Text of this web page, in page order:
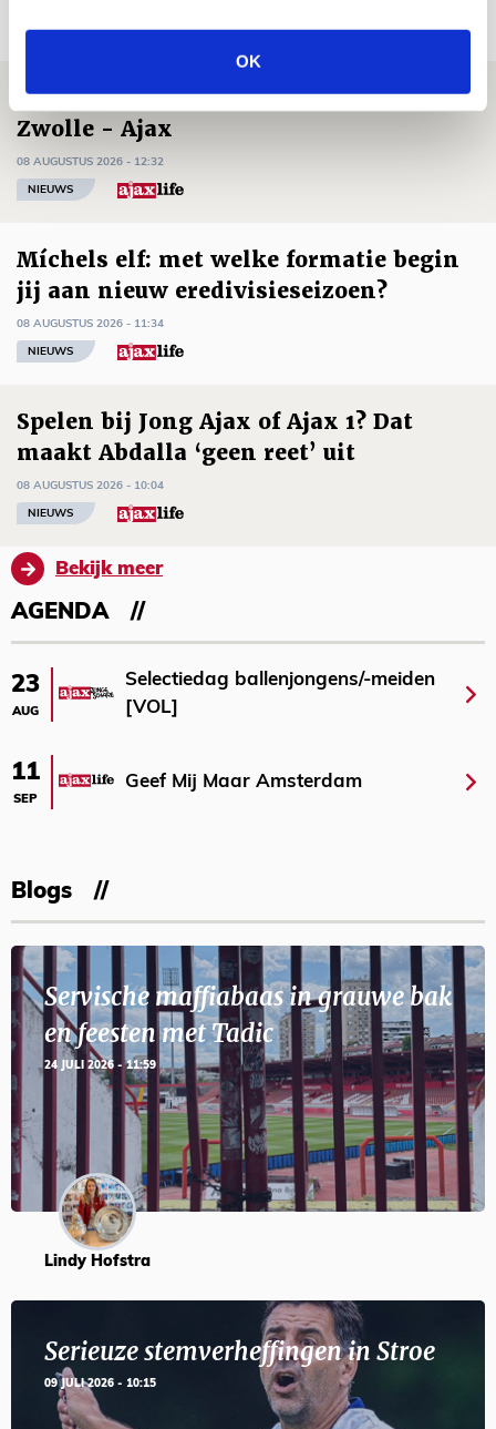
OK
Drie dingen die je moet weten over PEC
Zwolle - Ajax
08 AUGUSTUS 2026 - 12:32
NIEUWS
Míchels elf: met welke formatie begin
jij aan nieuw eredivisieseizoen?
08 AUGUSTUS 2026 - 11:34
NIEUWS
Spelen bij Jong Ajax of Ajax 1? Dat
maakt Abdalla ‘geen reet’ uit
08 AUGUSTUS 2026 - 10:04
NIEUWS
Bekijk meer
AGENDA
23
AUG
Selectiedag ballenjongens/-meiden
[VOL]
11
SEP
Geef Mij Maar Amsterdam
Blogs
Servische maffiabaas in grauwe bak
en feesten met Tadic
24 JULI 2026 - 11:59
Lindy Hofstra
Serieuze stemverheffingen in Stroe
09 JULI 2026 - 10:15